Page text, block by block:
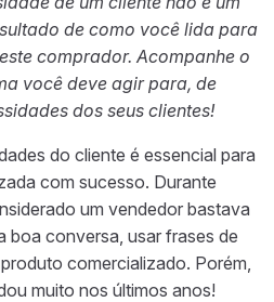
de como você lida para
comprador. Acompanhe o
você deve agir para, de
dos seus clientes!
do cliente é essencial para
com sucesso. Durante
um vendedor bastava
boa conversa, usar frases de
comercializado. Porém,
muito nos últimos anos!